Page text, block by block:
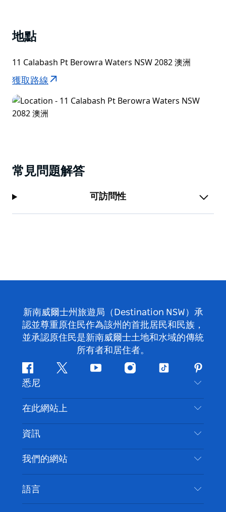
地點
11 Calabash Pt Berowra Waters NSW 2082 澳洲
獲取路線
常見問題解答
可訪問性
新南威爾士州旅遊局（Destination NSW）承
認並尊重原住民作為該州的首批居民和民族，
並承認原住民是新南威爾士土地和水域的傳統
所有者和居住者。
Facebook嘰
喳
喳
Youtube Instagram
抖
悉尼
聯絡我們
免責聲明
隱私
Cookie 通知
在此網站上
目的地
要做的事情
新南威爾斯州公路旅行
活動
住宿
資訊
旅行資訊
無障礙悉尼
列出您的業務
我們的網站
語言